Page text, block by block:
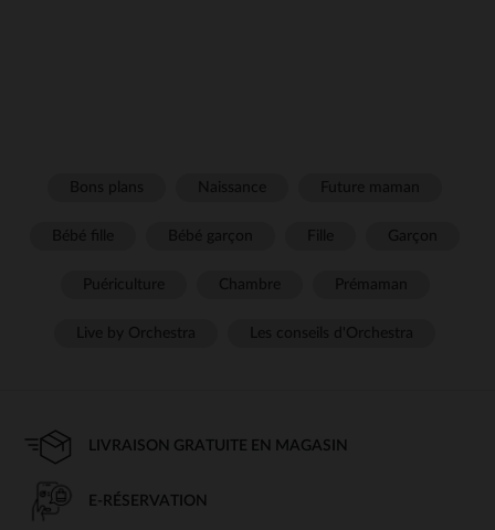
LIVRAISON GRATUITE EN MAGASIN
E-RÉSERVATION